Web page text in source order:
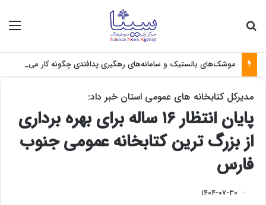
موشک‌های بالستیک و سامانه‌های رهگیری پدافندی چگونه کار می کنند؟
مدیرکل کتابخانه های عمومی استان خبر داد:
پایان انتظار ۱۶ ساله برای بهره برداری
از بزرگ ترین کتابخانه عمومی جنوب
فارس
۱۴۰۴-۰۷-۳۰